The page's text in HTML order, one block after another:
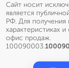
Сайт носит
является
РФ. Для
характеристиках
офис продаж.
100090003.